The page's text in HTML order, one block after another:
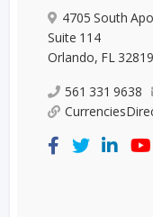
4705 South
Suite 114
Orlando, FL 32819​
561 331 9638